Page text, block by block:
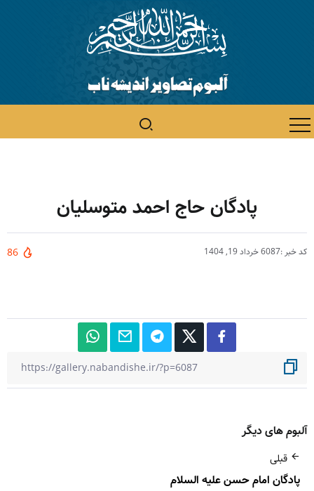
پادگان حاج احمد متوسلیان
کد خبر :6087 خرداد 19, 1404 86
آلبوم های دیگر
قبلی
پادگان امام حسن علیه السلام